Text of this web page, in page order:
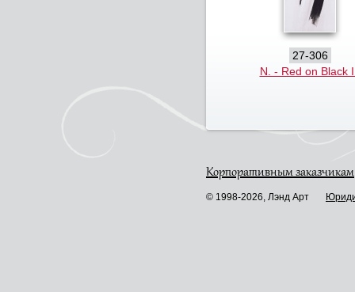
27-306
N. - Red on Black
Корпоративным заказчикам
© 1998-2026, Лэнд Арт